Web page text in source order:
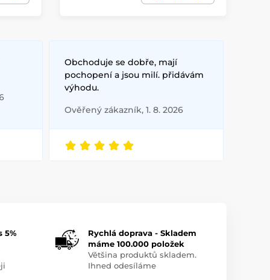
Obchoduje se dobře, mají
pochopení a jsou milí. přidávám
výhodu.
Ověřený zákazník, 1. 8. 2026
5%
Rychlá doprava - Skladem
máme 100.000 položek
Většina produktů skladem.
Ihned odesíláme